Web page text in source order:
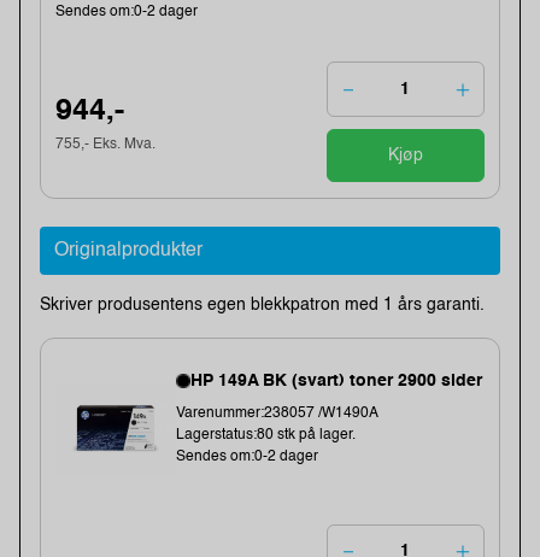
Sendes om:0-2 dager
944,-
755,- Eks. Mva.
Kjøp
Originalprodukter
Skriver produsentens egen blekkpatron med 1 års garanti.
HP 149A BK (svart) toner 2900 sider
Varenummer:238057 /W1490A
Lagerstatus:80 stk på lager.
Sendes om:0-2 dager